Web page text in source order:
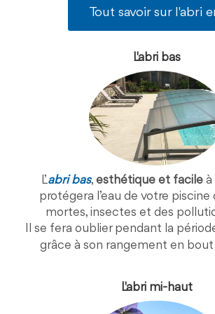
Tout savoir sur l'abri
L'abri bas
L’abri bas, esthétique et facile à
protégera l’eau de votre piscine
mortes, insectes et des
Il se fera oublier pendant la
grâce à son rangement en
L'abri mi-haut